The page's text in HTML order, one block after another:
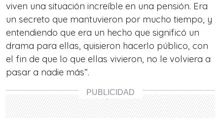
viven una situación increíble en una pensión. Era
un secreto que mantuvieron por mucho tiempo, y
entendiendo que era un hecho que significó un
drama para ellas, quisieron hacerlo público, con
el fin de que lo que ellas vivieron, no le volviera a
pasar a nadie más”.